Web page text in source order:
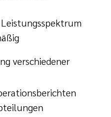
verschiedener